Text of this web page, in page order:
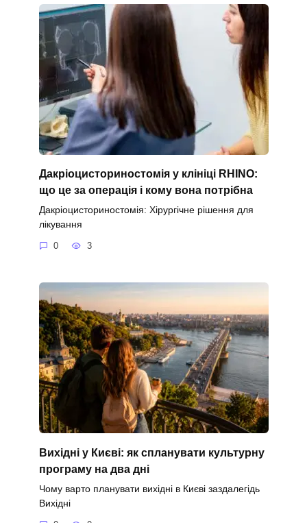
Дакріоцисториностомія у клініці RHINO:
що це за операція і кому вона потрібна
Дакріоцисториностомія: Хірургічне рішення для
лікування
0 3
Вихідні у Києві: як спланувати культурну
програму на два дні
Чому варто планувати вихідні в Києві заздалегідь
Вихідні